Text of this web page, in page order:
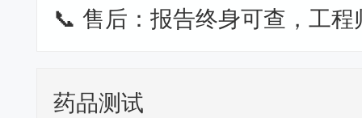
📞 售后：报告终身可查，工
药品测试